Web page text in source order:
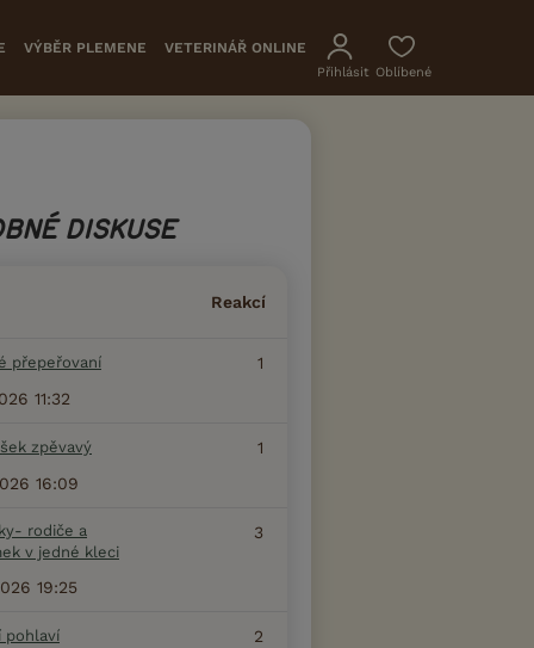
VÝBĚR PLEMENE VETERINÁŘ ONLINE
Přihlásit Oblíbené
DISKUSE
Reakcí
přepeřovaní
1
11:32
zpěvavý
1
16:09
rodiče a
v jedné kleci
3
19:25
pohlaví
2